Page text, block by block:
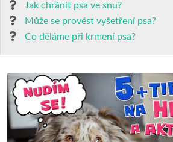
Jak chránit psa ve snu?
Může se provést vyšetření psa?
Co děláme při krmení psa?